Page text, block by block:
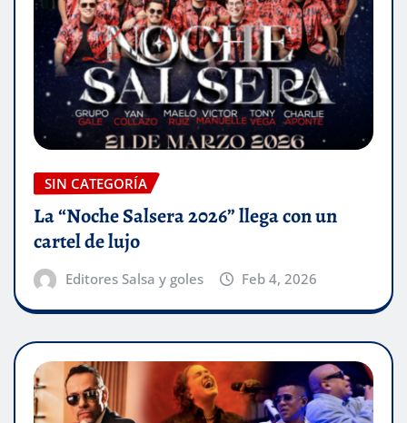
SIN CATEGORÍA
La “Noche Salsera 2026” llega con un
cartel de lujo
Editores Salsa y goles Feb 4, 2026